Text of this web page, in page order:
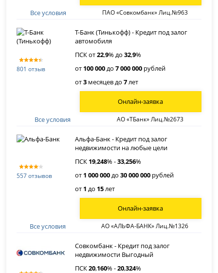
Все условия ПАО «Совкомбанк» Лиц.№963
801 отзыв
Т-Банк (Тинькофф) - Кредит под залог
автомобиля
ПСК от22,9% до32,9%
от 100 000до7 000 000 рублей
от3 месяцев до7лет
Все условия АО «ТБанк» Лиц.№2673
Онлайн-заявка
557 отзывов
Альфа-Банк - Кредит под залог
недвижимости на любые цели
ПСК 19,248% -33,256%
от 1 000 000до30 000 000 рублей
от 1 до 15лет
Все условия АО «АЛЬФА-БАНК» Лиц.№1326
Онлайн-заявка
Совкомбанк - Кредит под залог
недвижимости Выгодный
ПСК20,160% -20,324%